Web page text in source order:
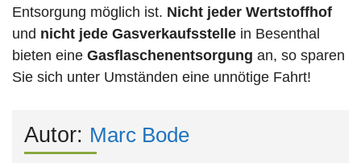
Entsorgung möglich ist. Nicht jeder Wertstoffhof
und nicht jede Gasverkaufsstelle in Besenthal
bieten eine Gasflaschenentsorgung an, so sparen
Sie sich unter Umständen eine unnötige Fahrt!
Autor: Marc Bode